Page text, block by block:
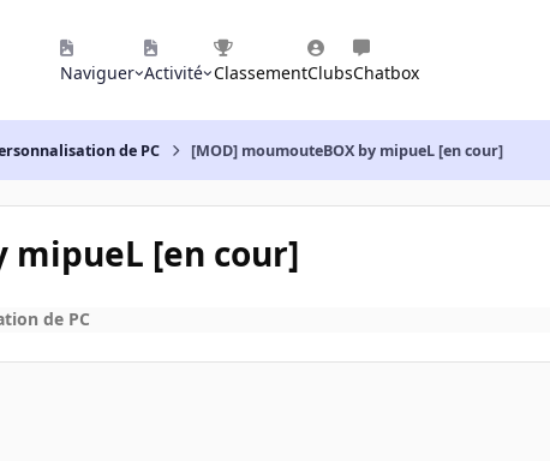
Naviguer Activité ClassementClubsChatbox
de PC [MOD] moumouteBOX by mipueL [en cour]
mipueL [en cour]
de PC